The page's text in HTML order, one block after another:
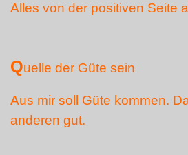
Alles von der positiven Seite
Quelle der Güte sein
Aus mir soll Güte kommen.
anderen gut.